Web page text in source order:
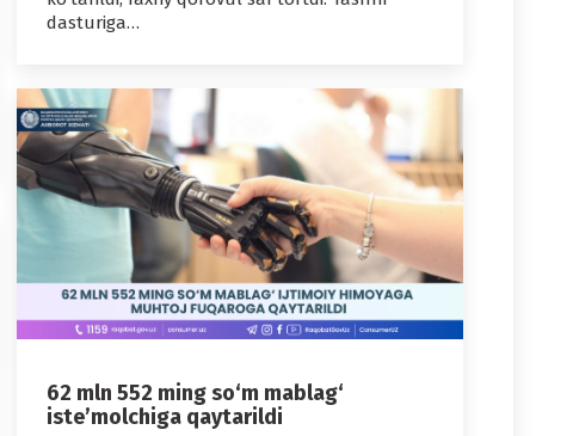
dasturiga…
62 mln 552 ming so‘m mablag‘
iste’molchiga qaytarildi